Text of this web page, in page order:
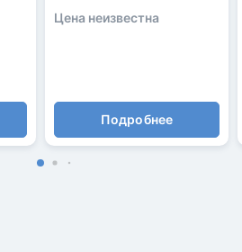
Цена неизвестна
Подробнее